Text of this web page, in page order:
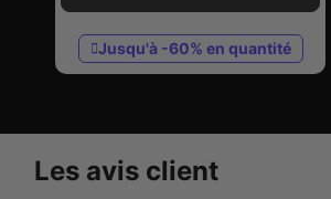
Jusqu'à -60% en quantité
Les avis client